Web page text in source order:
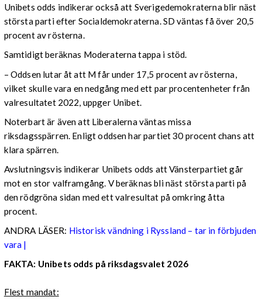
Unibets odds indikerar också att Sverigedemokraterna blir näst
största parti efter Socialdemokraterna. SD väntas få över 20,5
procent av rösterna.
Samtidigt beräknas Moderaterna tappa i stöd.
– Oddsen lutar åt att M får under 17,5 procent av rösterna,
vilket skulle vara en nedgång med ett par procentenheter från
valresultatet 2022, uppger Unibet.
Noterbart är även att Liberalerna väntas missa
riksdagsspärren. Enligt oddsen har partiet 30 procent chans att
klara spärren.
Avslutningsvis indikerar Unibets odds att Vänsterpartiet går
mot en stor valframgång. V beräknas bli näst största parti på
den rödgröna sidan med ett valresultat på omkring åtta
procent.
ANDRA LÄSER: Historisk vändning i Ryssland – tar in förbjuden
vara |
FAKTA: Unibets odds på riksdagsvalet 2026
Flest mandat: